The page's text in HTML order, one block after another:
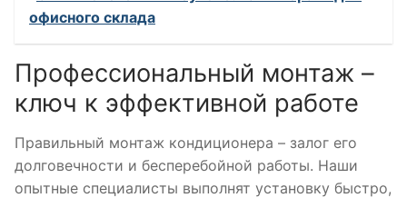
офисного склада
Профессиональный монтаж –
ключ к эффективной работе
Правильный монтаж кондиционера – залог его
долговечности и бесперебойной работы. Наши
опытные специалисты выполнят установку быстро,